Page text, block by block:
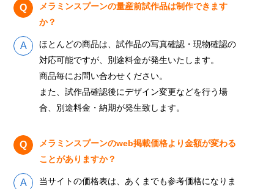
メラミンスプーンの量産前試作品は制作できます
か？
ほとんどの商品は、試作品の写真確認・現物確認の
対応可能ですが、別途料金が発生いたします。
商品毎にお問い合わせください。
また、試作品確認後にデザイン変更などを行う場
合、別途料金・納期が発生致します。
メラミンスプーンのweb掲載価格より金額が変わる
ことがありますか？
当サイトの価格表は、あくまでも参考価格になりま